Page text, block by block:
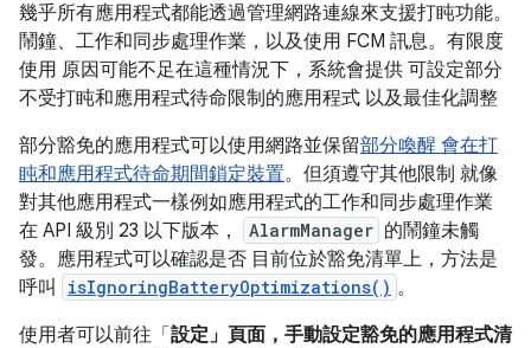
幾乎所有應用程式都能透過管理網路連線來支援打盹功能。
鬧鐘、工作和同步處理作業，以及使用 FCM 訊息。有限度
使用 原因可能不足在這種情況下，系統會提供 可設定部分
不受打盹和應用程式待命限制的應用程式 以及最佳化調整
部分豁免的應用程式可以使用網路並保留部分喚醒 會在打
盹和應用程式待命期間鎖定裝置。但須遵守其他限制 就像
對其他應用程式一樣例如應用程式的工作和同步處理作業
在 API 級別 23 以下版本，
AlarmManager 的鬧鐘未觸
發。應用程式可以確認是否 目前位於豁免清單上，方法是
呼叫
isIgnoringBatteryOptimizations() 。
使用者可以前往「 設定」頁面，手動設定豁免的應用程式清